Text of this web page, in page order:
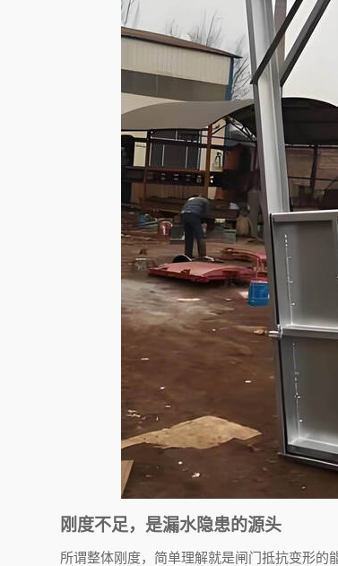
刚度不足，是漏水隐患的源头
所谓整体刚度，简单理解就是闸门抵抗变形